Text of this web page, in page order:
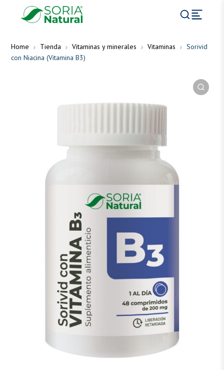
Home Tienda Vitaminas y minerales Vitaminas
Sorivid
con Niacina (Vitamina B3)